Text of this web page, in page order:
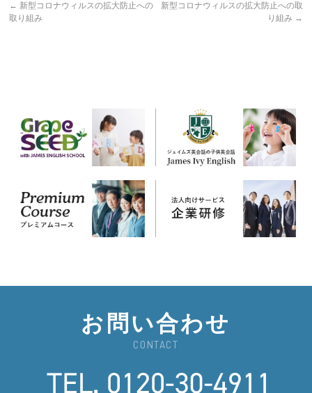
← 新型コロナウィルスの拡大防止への
取り組み
新型コロナウィルスの拡大防止への取
り組み →
お問い合わせ
CONTACT